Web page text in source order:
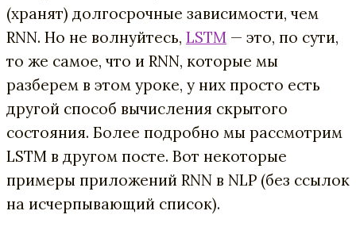
(хранят) долгосрочные зависимости, чем
RNN. Но не волнуйтесь, LSTM — это, по сути,
то же самое, что и RNN, которые мы
разберем в этом уроке, у них просто есть
другой способ вычисления скрытого
состояния. Более подробно мы рассмотрим
LSTM в другом посте. Вот некоторые
примеры приложений RNN в NLP (без ссылок
на исчерпывающий список).